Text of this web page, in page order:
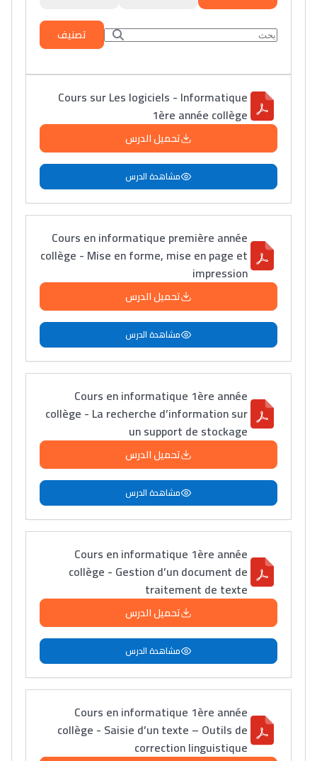
تصنيف
Cours sur Les logiciels - Informatique
1ère année collège
تحميل الدرس
مشاهدة الدرس
Cours en informatique première année
collège - Mise en forme, mise en page et
impression
تحميل الدرس
مشاهدة الدرس
Cours en informatique 1ère année
collège - La recherche d’information sur
un support de stockage
تحميل الدرس
مشاهدة الدرس
Cours en informatique 1ère année
collège - Gestion d’un document de
traitement de texte
تحميل الدرس
مشاهدة الدرس
Cours en informatique 1ère année
collège - Saisie d’un texte – Outils de
correction linguistique